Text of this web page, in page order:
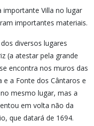
Villa no lugar
importantes materiais.
diversos lugares
(a atestar pela grande
encontra nos muros das
e a Fonte dos Cântaros e
mesmo lugar, mas a
em volta não da
que datará de 1694.